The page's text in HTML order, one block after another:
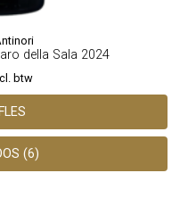
della Sala 2024
btw
(6)